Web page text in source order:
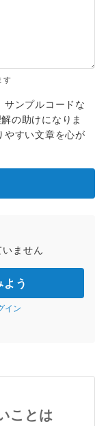
す
サンプルコードな
の助けになりま
やすい文章を心が
いません
う
イン
ことは